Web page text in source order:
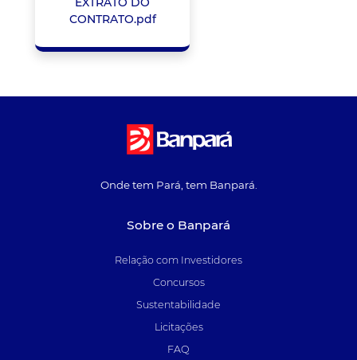
CONTRATO.pdf
Onde tem Pará, tem Banpará.
Sobre o Banpará
Relação com Investidores
Concursos
Sustentabilidade
Licitações
FAQ